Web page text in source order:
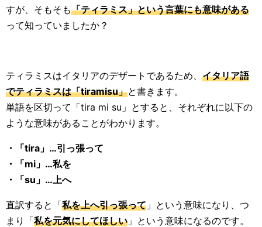
すが、そもそも「ティラミス」という言葉にも意味がある
って知っていましたか？
ティラミスはイタリアのデザートであるため、 イタリア語
でティラミスは「tiramisu」と書きます。
単語を区切って「tira mi su」とすると、それぞれに以下の
ような意味があることがわかります。
・「tira」…引っ張って
・「mi」…私を
・「su」…上へ
直訳すると「私を上へ引っ張って 」という意味になり、つ
まり「私を元気にしてほしい 」という意味になるのです。